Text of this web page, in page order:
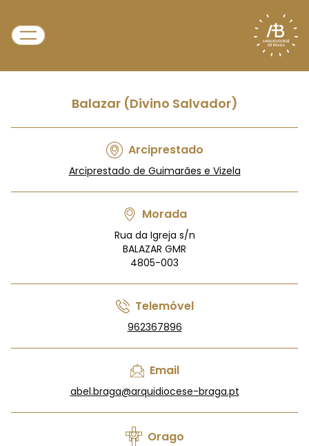
Balazar (Divino Salvador)
Arciprestado
Arciprestado de Guimarães e Vizela
Morada
Rua da Igreja s/n
BALAZAR GMR
4805-003
Telemóvel
962367896
Email
abel.braga@arquidiocese-braga.pt
Orago